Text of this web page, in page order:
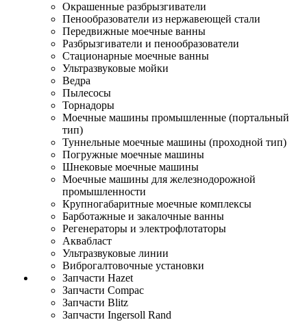
Окрашенные разбрызгиватели
Пенообразователи из нержавеющей стали
Передвижные моечные ванны
Разбрызгиватели и пенообразователи
Стационарные моечные ванны
Ультразвуковые мойки
Ведра
Пылесосы
Торнадоры
Моечные машины промышленные (портальный
тип)
Туннельные моечные машины (проходной тип)
Погружные моечные машины
Шнековые моечные машины
Моечные машины для железнодорожной
промышленности
Крупногабаритные моечные комплексы
Барботажные и закалочные ванны
Регенераторы и электрофлотаторы
Аквабласт
Ультразвуковые линии
Виброгалтовочные установки
Запчасти Hazet
Запчасти Compac
Запчасти Blitz
Запчасти Ingersoll Rand